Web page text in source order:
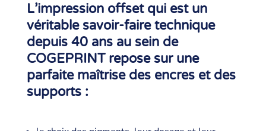
L’impression offset qui est un
véritable savoir-faire technique
depuis 40 ans au sein de
COGEPRINT repose sur une
parfaite maîtrise des encres et des
supports :